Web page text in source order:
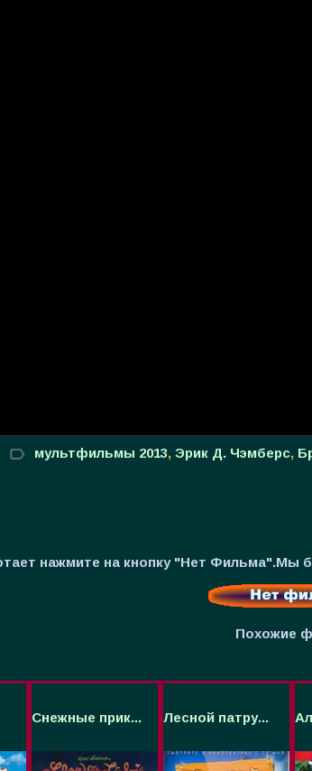
мультфильмы 2013, Эрик Д. Чэмберс,
нажмите на кнопку "Нет Фильма".Мы
Похожие
Снежные прик... Лесной патру...